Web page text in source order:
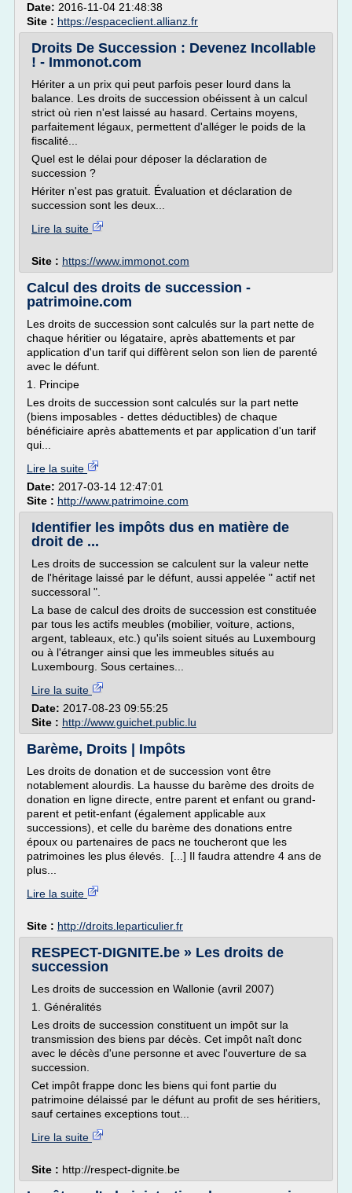
Date: 2016-11-04 21:48:38
Site : https://espaceclient.allianz.fr
Droits De Succession : Devenez Incollable
! - Immonot.com
Hériter a un prix qui peut parfois peser lourd dans la
balance. Les droits de succession obéissent à un calcul
strict où rien n'est laissé au hasard. Certains moyens,
parfaitement légaux, permettent d'alléger le poids de la
fiscalité...
Quel est le délai pour déposer la déclaration de
succession ?
Hériter n'est pas gratuit. Évaluation et déclaration de
succession sont les deux...
Lire la suite
Site : https://www.immonot.com
Calcul des droits de succession -
patrimoine.com
Les droits de succession sont calculés sur la part nette de
chaque héritier ou légataire, après abattements et par
application d'un tarif qui diffèrent selon son lien de parenté
avec le défunt.
1. Principe
Les droits de succession sont calculés sur la part nette
(biens imposables - dettes déductibles) de chaque
bénéficiaire après abattements et par application d'un tarif
qui...
Lire la suite
Date: 2017-03-14 12:47:01
Site : http://www.patrimoine.com
Identifier les impôts dus en matière de
droit de ...
Les droits de succession se calculent sur la valeur nette
de l'héritage laissé par le défunt, aussi appelée " actif net
successoral ".
La base de calcul des droits de succession est constituée
par tous les actifs meubles (mobilier, voiture, actions,
argent, tableaux, etc.) qu'ils soient situés au Luxembourg
ou à l'étranger ainsi que les immeubles situés au
Luxembourg. Sous certaines...
Lire la suite
Date: 2017-08-23 09:55:25
Site : http://www.guichet.public.lu
Barème, Droits | Impôts
Les droits de donation et de succession vont être
notablement alourdis. La hausse du barème des droits de
donation en ligne directe, entre parent et enfant ou grand-
parent et petit-enfant (également applicable aux
successions), et celle du barème des donations entre
époux ou partenaires de pacs ne toucheront que les
patrimoines les plus élevés. [...] Il faudra attendre 4 ans de
plus...
Lire la suite
Site : http://droits.leparticulier.fr
RESPECT-DIGNITE.be » Les droits de
succession
Les droits de succession en Wallonie (avril 2007)
1. Généralités
Les droits de succession constituent un impôt sur la
transmission des biens par décès. Cet impôt naît donc
avec le décès d'une personne et avec l'ouverture de sa
succession.
Cet impôt frappe donc les biens qui font partie du
patrimoine délaissé par le défunt au profit de ses héritiers,
sauf certaines exceptions tout...
Lire la suite
Site : http://respect-dignite.be